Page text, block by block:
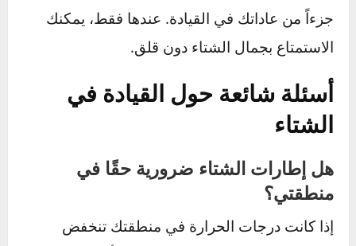
للمساعدة على الحركة:كمية صغيرة من الرمل
أو فضلات القطط يمكن رشها تحت الإطارات لزيادة
الاحتكاك إذا علقت سيارتك.
خطوتك التالية – كن سائقاً ذكياً
القيادة الآمنة في الشتاء لا تتعلق بكونك سائقاً
“شجاعاً”، بل بكونك سائقاً “ذكياً ومستعداً”. الأمر
يتعلق باحترام الظروف وتكييف أسلوب قيادتك